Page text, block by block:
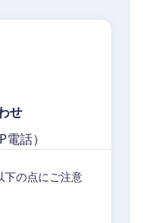
せ
電話）
下の点にご注意